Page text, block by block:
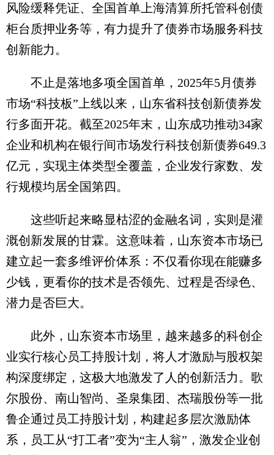
风险缓释凭证、全国首单上海清算所托管科创债
柜台质押业务等，有力提升了债券市场服务科技
创新能力。
不止是落地多项全国首单，2025年5月债券
市场“科技板”上线以来，山东省科技创新债券发
行多面开花。截至2025年末，山东成功推动34家
企业和机构在银行间市场发行科技创新债券649.3
亿元，实现主体类型全覆盖，企业发行家数、发
行规模均居全国第四。
这些听起来略显枯涩的金融名词，实则是灌
溉创新发展的甘霖。这意味着，山东资本市场已
建立起一套多维评价体系：不仅看你现在能赚多
少钱，更看你的技术是否领先、过程是否绿色、
潜力是否巨大。
此外，山东资本市场里，越来越多的科创企
业实行核心员工持股计划，将人才激励与股权架
构深度绑定，这极大地激发了人的创新活力。歌
尔股份、南山智尚、圣泉集团、杰瑞股份等一批
鲁企通过员工持股计划，构建起多层次激励体
系，员工从“打工者”变为“主人翁”，激发企业创